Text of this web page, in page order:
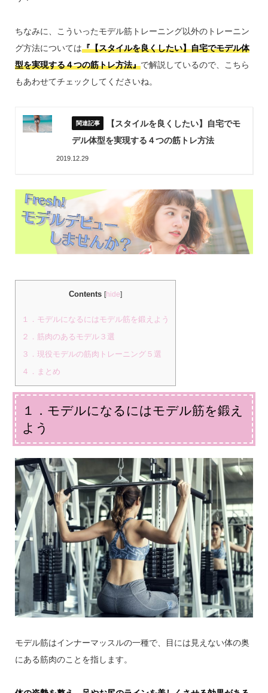
ちなみに、こういったモデル筋トレーニング以外のトレーニン
グ方法については『【スタイルを良くしたい】自宅でモデル体
型を実現する４つの筋トレ方法』で解説しているので、こちら
もあわせてチェックしてくださいね。
【スタイルを良くしたい】自宅でモ
デル体型を実現する４つの筋トレ方法
2019.12.29
Contents [hide]
１．モデルになるにはモデル筋を鍛えよう
２．筋肉のあるモデル３選
３．現役モデルの筋肉トレーニング５選
４．まとめ
１．モデルになるにはモデル筋を鍛え
よう
モデル筋はインナーマッスルの一種で、目には見えない体の奥
にある筋肉のことを指します。